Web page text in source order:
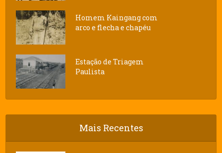
Homem Kaingang com
arco e flecha e chapéu
Estação de Triagem
Paulista
Mais Recentes